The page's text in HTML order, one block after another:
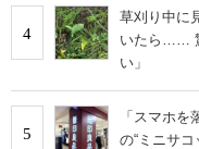
4
草刈り中に
いたら……
い」
5
「スマホ
の“ミニサ